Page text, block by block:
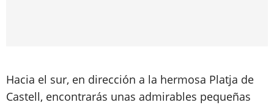
Hacia el sur, en dirección a la hermosa Platja de
Castell, encontrarás unas admirables pequeñas